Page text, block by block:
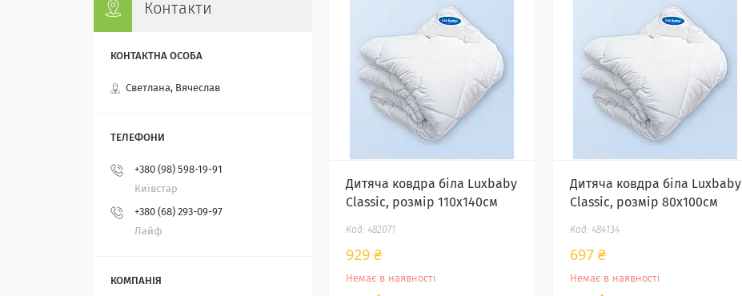
Дитяча ковдра біла Luxbaby
Classic, розмір 110х140см
482071
929 ₴
Немає в наявності
Дитяча ковдра біла Luxbaby
Classic, розмір 80х100см
484134
697 ₴
Немає в наявності
Контакти
Светлана, Вячеслав
+380 (98) 598-19-91
Київстар
+380 (68) 293-09-97
Лайф